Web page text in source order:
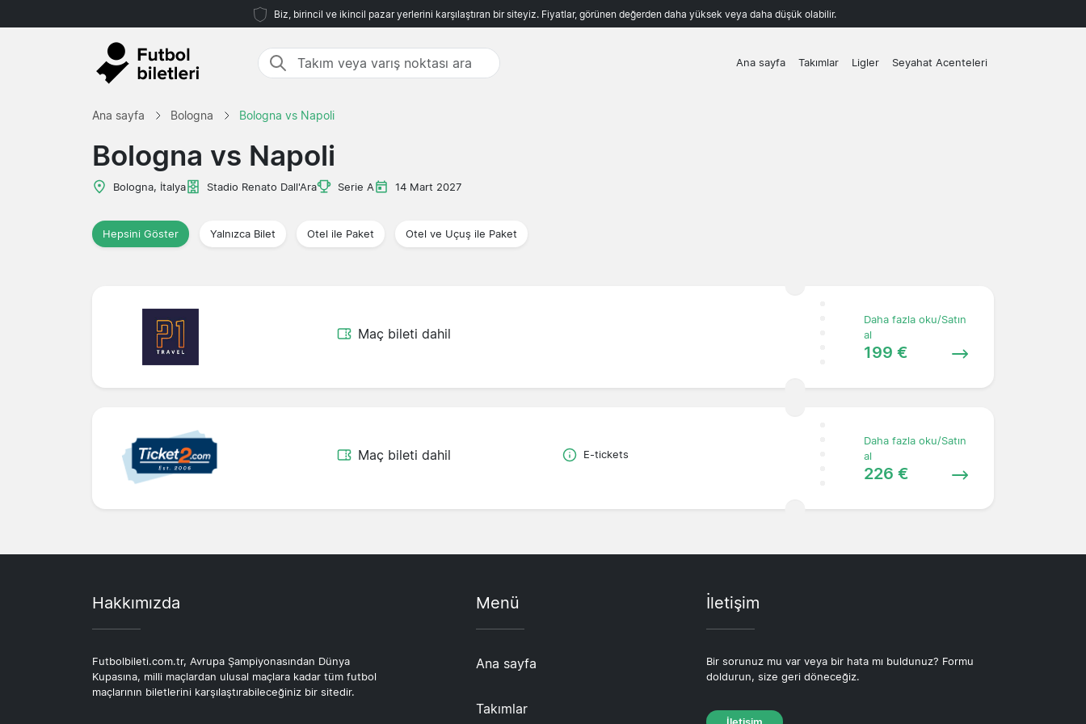
Biz, birincil ve ikincil pazar yerlerini karşılaştıran bir siteyiz. Fiyatlar, görünen değerden daha yüksek veya daha düşük olabilir.
Ana sayfa Takımlar Ligler Seyahat Acenteleri
Ana sayfa Bologna Bologna vs Napoli
Bologna vs Napoli
Bologna, İtalya Stadio Renato Dall'Ara Serie A 14 Mart 2027
Hepsini Göster Yalnızca Bilet Otel ile Paket Otel ve Uçuş ile Paket
Maç bileti dahil
Daha fazla oku/Satın
al
199 €
Maç bileti dahil E-tickets
Daha fazla oku/Satın
al
226 €
Hakkımızda
Futbolbileti.com.tr, Avrupa Şampiyonasından Dünya
Kupasına, milli maçlardan ulusal maçlara kadar tüm futbol
maçlarının biletlerini karşılaştırabileceğiniz bir sitedir.
Menü
Ana sayfa
Takımlar
İletişim
Bir sorunuz mu var veya bir hata mı buldunuz? Formu
doldurun, size geri döneceğiz.